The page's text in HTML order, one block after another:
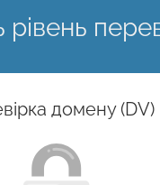
рівень
домену (DV)